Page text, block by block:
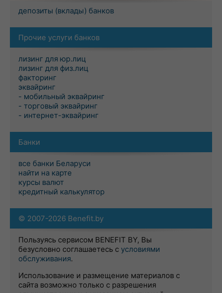
депозиты (вклады) банков
Прочие услуги банков
лизинг для юр.лиц
лизинг для физ.лиц
факторинг
эквайринг
- мобильный эквайринг
- торговый эквайринг
- интернет-эквайринг
Банки
все банки Беларуси
найти на карте
курсы валют
кредитный калькулятор
© 2007-2026 Benefit.by
Пользуясь сервисом BENEFIT BY, Вы
безусловно соглашаетесь с условиями
обслуживания.
Использование и размещение материалов с
сайта возможно только с разрешения